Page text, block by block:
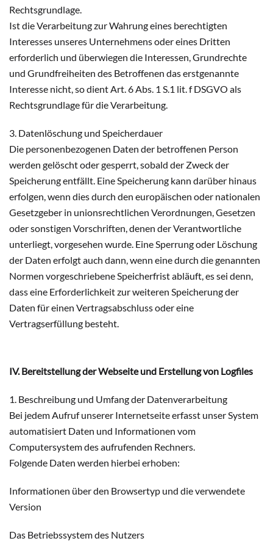
Rechtsgrundlage.
Ist die Verarbeitung zur Wahrung eines berechtigten
Interesses unseres Unternehmens oder eines Dritten
erforderlich und überwiegen die Interessen, Grundrechte
und Grundfreiheiten des Betroffenen das erstgenannte
Interesse nicht, so dient Art. 6 Abs. 1 S.1 lit. f DSGVO als
Rechtsgrundlage für die Verarbeitung.
3. Datenlöschung und Speicherdauer
Die personenbezogenen Daten der betroffenen Person
werden gelöscht oder gesperrt, sobald der Zweck der
Speicherung entfällt. Eine Speicherung kann darüber hinaus
erfolgen, wenn dies durch den europäischen oder nationalen
Gesetzgeber in unionsrechtlichen Verordnungen, Gesetzen
oder sonstigen Vorschriften, denen der Verantwortliche
unterliegt, vorgesehen wurde. Eine Sperrung oder Löschung
der Daten erfolgt auch dann, wenn eine durch die genannten
Normen vorgeschriebene Speicherfrist abläuft, es sei denn,
dass eine Erforderlichkeit zur weiteren Speicherung der
Daten für einen Vertragsabschluss oder eine
Vertragserfüllung besteht.
IV. Bereitstellung der Webseite und Erstellung von Logfiles
1. Beschreibung und Umfang der Datenverarbeitung
Bei jedem Aufruf unserer Internetseite erfasst unser System
automatisiert Daten und Informationen vom
Computersystem des aufrufenden Rechners.
Folgende Daten werden hierbei erhoben:
Informationen über den Browsertyp und die verwendete
Version
Das Betriebssystem des Nutzers